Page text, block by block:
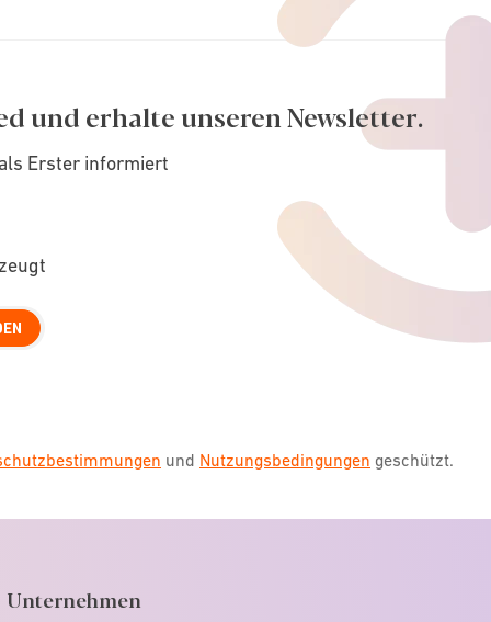
und erhalte unseren Newsletter.
Erster informiert
und Nutzungsbedingungen geschützt.
Unternehmen